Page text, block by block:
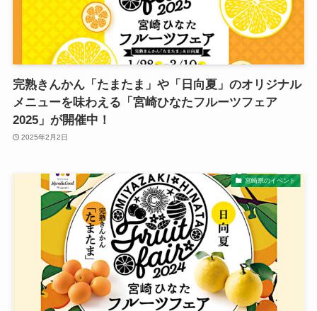
完熟きんかん「たまたま」や「日向夏」のオリジナル
メニューを味わえる「宮崎ひなたフルーツフェア
2025」が開催中！
2025年2月2日
宮崎県のイベント